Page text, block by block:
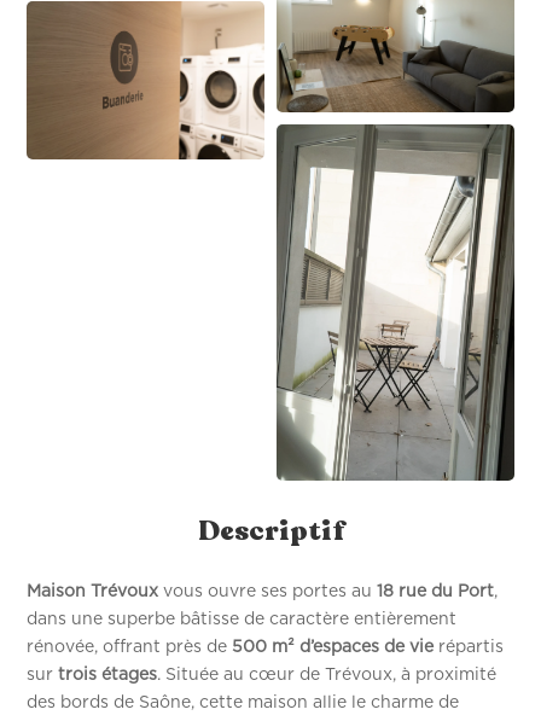
Descriptif
Maison Trévoux vous ouvre ses portes au18 rue du Port,
dans une superbe bâtisse de caractère entièrement
rénovée, offrant près de 500 m² d’espaces de vie répartis
surtrois étages. Située au cœur de Trévoux, à proximité
des bords de Saône, cette maison allie le charme de